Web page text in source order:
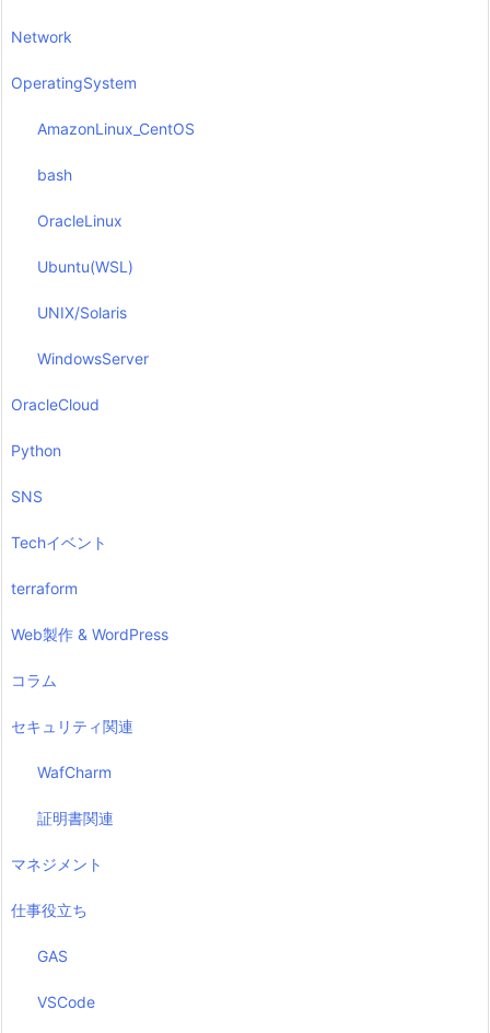
Network
OperatingSystem
AmazonLinux_CentOS
bash
OracleLinux
Ubuntu(WSL)
UNIX/Solaris
WindowsServer
OracleCloud
Python
SNS
Techイベント
terraform
Web製作 & WordPress
コラム
セキュリティ関連
WafCharm
証明書関連
マネジメント
仕事役立ち
GAS
VSCode